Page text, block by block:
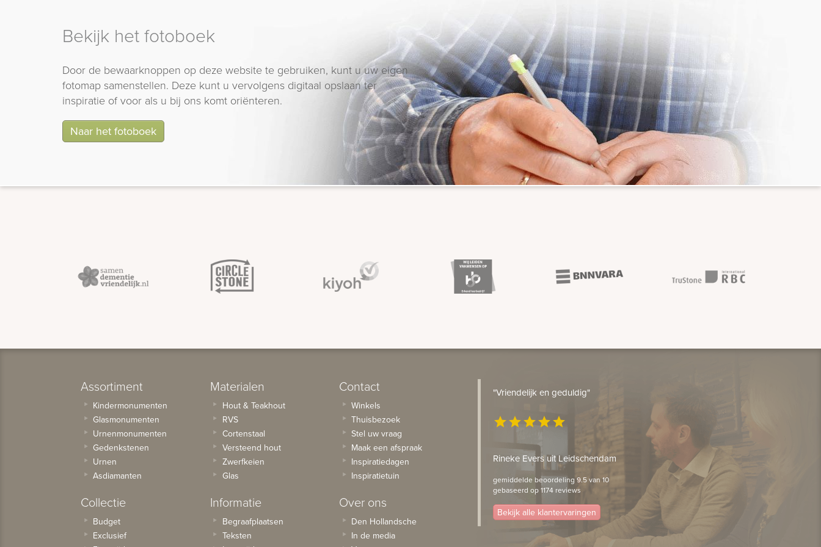
Bekijk het fotoboek
Door de bewaarknoppen op deze website te gebruiken, kunt u uw eigen
fotomap samenstellen. Deze kunt u vervolgens digitaal opslaan ter
inspiratie of voor als u bij ons komt oriënteren.
Naar het fotoboek
Assortiment
Kindermonumenten
Glasmonumenten
Urnenmonumenten
Gedenkstenen
Urnen
Asdiamanten
Collectie
Budget
Exclusief
Materialen
Hout & Teakhout
RVS
Cortenstaal
Versteend hout
Zwerfkeien
Glas
Informatie
Begraafplaatsen
Teksten
Contact
Winkels
Thuisbezoek
Stel uw vraag
Maak een afspraak
Inspiratiedagen
Inspiratietuin
Over ons
Den Hollandsche
In de media
"Vriendelijk en geduldig"
starstarstarstarstar
Rineke Evers uit Leidschendam
gemiddelde beoordeling 9.5 van 10
gebaseerd op 1174 reviews
Bekijk alle klantervaringen